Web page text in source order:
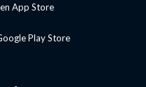
App Store
Play Store